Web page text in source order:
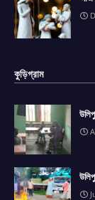
কুড়িগ্রাম